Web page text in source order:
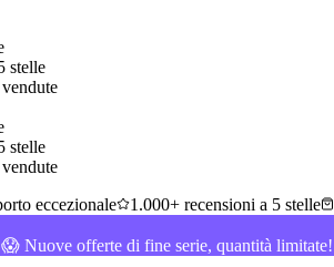
stelle
stelle
eccezionale 1.000+ recensioni a 5 stelle
Nuove offerte di fine serie, quantità limitate!